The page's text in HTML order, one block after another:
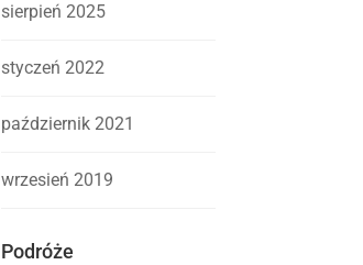
sierpień 2025
styczeń 2022
październik 2021
wrzesień 2019
Podróże